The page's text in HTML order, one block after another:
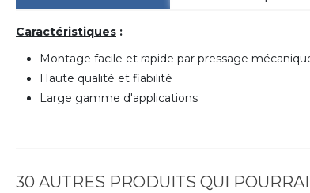
Caractéristiques :
Montage facile et rapide par pressage
Haute qualité et fiabilité
Large gamme d'applications
30 AUTRES PRODUITS QUI